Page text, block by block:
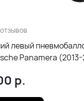
левый
Panamera
р.